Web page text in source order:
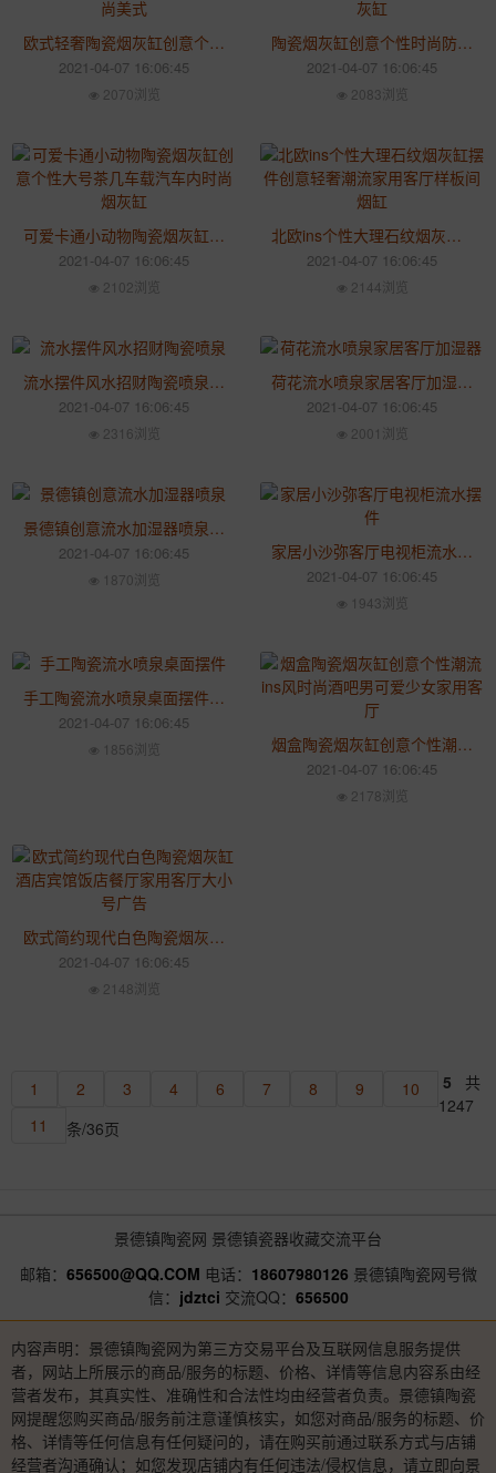
欧式轻奢陶瓷烟灰缸创意个性潮流家用客厅带盖防飞灰复古时尚美式
2021-04-07 16:06:45
2070浏览
陶瓷烟灰缸创意个性时尚防风大号客厅家用办公室欧式潮流烟灰缸
2021-04-07 16:06:45
2083浏览
可爱卡通小动物陶瓷烟灰缸创意个性大号茶几车载汽车内时尚烟灰缸
2021-04-07 16:06:45
2102浏览
北欧ins个性大理石纹烟灰缸摆件创意轻奢潮流家用客厅样板间烟缸
2021-04-07 16:06:45
2144浏览
流水摆件风水招财陶瓷喷泉 桌面装饰品
2021-04-07 16:06:45
2316浏览
荷花流水喷泉家居客厅加湿器 景德镇陶瓷装饰摆件
2021-04-07 16:06:45
2001浏览
景德镇创意流水加湿器喷泉 陶瓷家居工艺摆件开业礼品
2021-04-07 16:06:45
1870浏览
家居小沙弥客厅电视柜流水摆件 陶瓷喷泉桌面加湿器
2021-04-07 16:06:45
1943浏览
手工陶瓷流水喷泉桌面摆件 办公室招财加湿器礼品
2021-04-07 16:06:45
1856浏览 烟盒陶瓷烟灰缸创意个性潮流ins风时尚酒吧男可爱少女家用客厅
2021-04-07 16:06:45
2178浏览
欧式简约现代白色陶瓷烟灰缸酒店宾馆饭店餐厅家用客厅大小号广告
2021-04-07 16:06:45
2148浏览
1 2 3 4 5
6 7 8 9
10
11
共
1247
条/36页
景德镇陶瓷网 景德镇瓷器收藏交流平台
邮箱： 656500@QQ.COM 电话： 18607980126 景德镇陶瓷网号微
信： jdztci 交流QQ： 656500
内容声明：景德镇陶瓷网为第三方交易平台及互联网信息服务提供
者，网站上所展示的商品/服务的标题、价格、详情等信息内容系由经
营者发布，其真实性、准确性和合法性均由经营者负责。景德镇陶瓷
网提醒您购买商品/服务前注意谨慎核实，如您对商品/服务的标题、价
格、详情等任何信息有任何疑问的，请在购买前通过联系方式与店铺
经营者沟通确认；如您发现店铺内有任何违法/侵权信息，请立即向景